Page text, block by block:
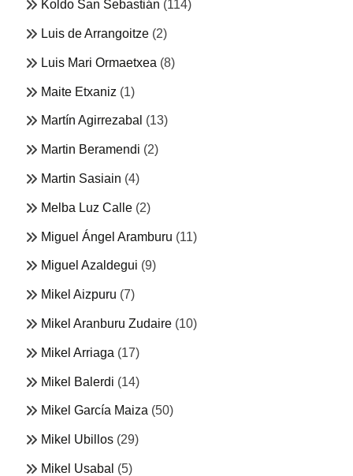
Koldo San Sebastián (114)
Luis de Arrangoitze (2)
Luis Mari Ormaetxea (8)
Maite Etxaniz (1)
Martín Agirrezabal (13)
Martin Beramendi (2)
Martin Sasiain (4)
Melba Luz Calle (2)
Miguel Ángel Aramburu (11)
Miguel Azaldegui (9)
Mikel Aizpuru (7)
Mikel Aranburu Zudaire (10)
Mikel Arriaga (17)
Mikel Balerdi (14)
Mikel García Maiza (50)
Mikel Ubillos (29)
Mikel Usabal (5)